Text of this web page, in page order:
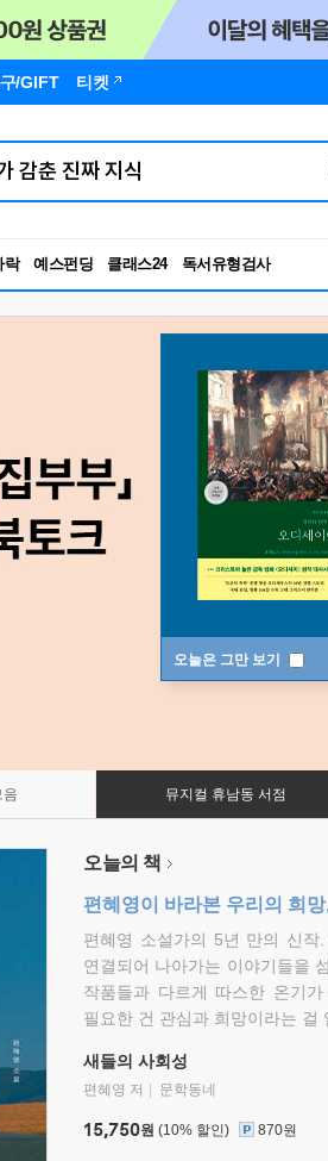
/GIFT 티켓
락 예스펀딩 클래스24
RBTI Lab
독서유형검사
오늘은 그만 보기
음 뮤지컬 휴남동 서점
오늘의 책
편혜영이 바라본 우리의 희망
편혜영 소설가의 5년 만의 신작
연결되어 나아가는 이야기들을
작품들과 다르게 따스한 온기
필요한 건 관심과 희망이라는 걸
새들의 사회성
편혜영 저 문학동네
15,750원 (10% 할인) 870원